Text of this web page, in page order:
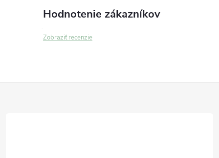
Hodnotenie zákazníkov
Zobraziť recenzie